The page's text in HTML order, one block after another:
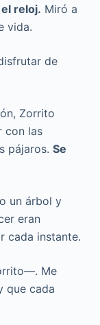
reloj. Miró a
vida.
de
Zorrito
con las
pájaros. Se
un árbol y
eran
cada instante.
Me
que cada